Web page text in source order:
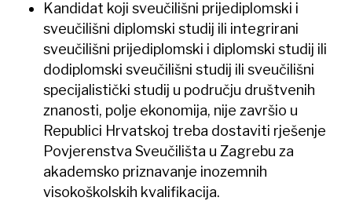
Kandidat koji sveučilišni prijediplomski i
sveučilišni diplomski studij ili integrirani
sveučilišni prijediplomski i diplomski studij ili
dodiplomski sveučilišni studij ili sveučilišni
specijalistički studij u području društvenih
znanosti, polje ekonomija, nije završio u
Republici Hrvatskoj treba dostaviti rješenje
Povjerenstva Sveučilišta u Zagrebu za
akademsko priznavanje inozemnih
visokoškolskih kvalifikacija.